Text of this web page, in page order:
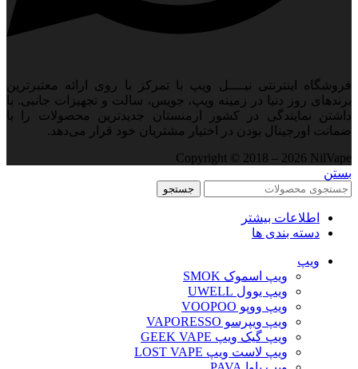
فروشگاه اینترنتی نیــــل ویپ با تمرکز با روی ارائه معتبرترین
برندهای روز دنیا در زمینه ویپ، جویس، سالت و تجهیزات جانبی. با
داشتن نمایندگی در کشور ارمنستان جدید‌ترین محصولات را با
ضمانت اورجینال بودن در اختیار مشتریان خود قرار می‌دهد.
Copyright © 2018 – 2026 NilVape
بستن
جستجو
اطلاعات بیشتر
دسته بندی ها
ویپ‌
ویپ اسموک SMOK
ویپ یوول UWELL
ویپ ووپو VOOPOO
ویپ ویپرسو VAPORESSO
ویپ گیک ویپ GEEK VAPE
ویپ لاست ویپ LOST VAPE